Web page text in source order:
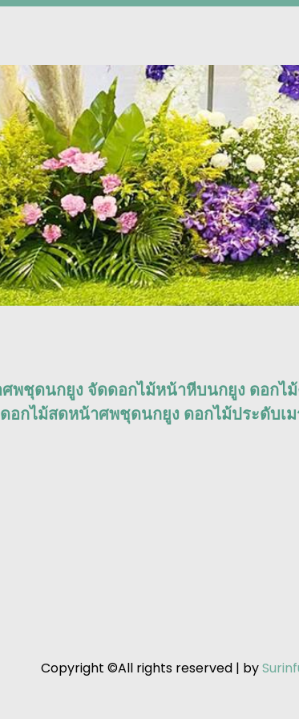
พชุดนกยูง จัดดอกไม้หน้าหีบนกยูง ดอกไ
กไม้สดหน้าศพชุดนกยูง ดอกไม้ประดับเ
Copyright ©All rights reserved | by